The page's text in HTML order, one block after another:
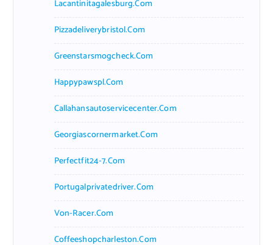
Lacantinitagalesburg.com
Pizzadeliverybristol.com
Greenstarsmogcheck.com
Happypawspl.com
Callahansautoservicecenter.com
Georgiascornermarket.com
Perfectfit24-7.com
Portugalprivatedriver.com
Von-Racer.com
Coffeeshopcharleston.com